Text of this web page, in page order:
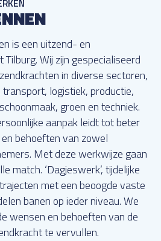
is een uitzend- en
Wij zijn gespecialiseerd
in diverse sectoren,
logistiek, productie,
groen en techniek.
aanpak leidt tot beter
behoeften van zowel
Met deze werkwijze gaan
match. ‘Dagjeswerk’, tijdelijke
met een beoogde vaste
banen op ieder niveau. We
wensen en behoeften van de
te vervullen.